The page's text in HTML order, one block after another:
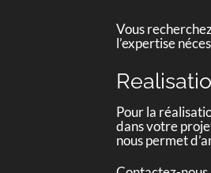
Vous
l’expertise
Pour la
dans votre
nous permet